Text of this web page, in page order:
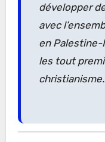
développer
avec
en Palestine-
les tout
christianisme.